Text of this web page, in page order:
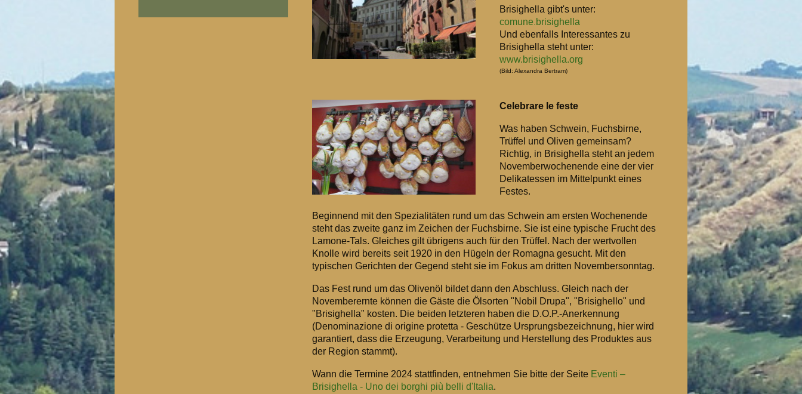
Brisighella gibt's unter:
comune. brisighella
Und ebenfalls Interessantes zu
Brisighella steht unter:
www.brisighella.org
(Bild: Alexandra Bertram)
Celebrare le feste
Was haben Schwein, Fuchsbirne,
Trüffel und Oliven gemeinsam?
Richtig, in Brisighella steht an jedem
Novemberwochenende eine der vier
Delikatessen im Mittelpunkt eines
Festes.
Beginnend mit den Spezialitäten rund um das Schwein am ersten Wochenende
steht das zweite ganz im Zeichen der Fuchsbirne. Sie ist eine typische Frucht des
Lamone-Tals. Gleiches gilt übrigens auch für den Trüffel. Nach der wertvollen
Knolle wird bereits seit 1920 in den Hügeln der Romagna gesucht. Mit den
typischen Gerichten der Gegend steht sie im Fokus am dritten Novembersonntag.
Das Fest rund um das Olivenöl bildet dann den Abschluss. Gleich nach der
Novemberernte können die Gäste die Ölsorten "Nobil Drupa", "Brisighello" und
"Brisighella" kosten. Die beiden letzteren haben die D.O.P.-Anerkennung
(Denominazione di origine protetta - Geschütze Ursprungsbezeichnung, hier wird
garantiert, dass die Erzeugung, Verarbeitung und Herstellung des Produktes aus
der Region stammt).
Wann die Termine 2024 stattfinden, entnehmen Sie bitte der Seite Eventi –
Brisighella - Uno dei borghi più belli d'Italia.